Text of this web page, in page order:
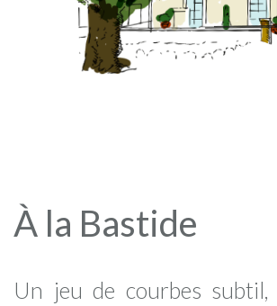
À la Bastide
Un jeu de courbes subtil,